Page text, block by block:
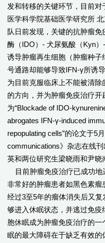
发和转移的关键环节，目前
医学科学院基础医学研究所
队日前发现，关键的抗肿瘤
酶（IDO）- 犬尿氨酸（Kyn
诱导肿瘤再生细胞（肿瘤种
号通路却能够导致IFN-γ所诱
为目前克服临床上不能被清
的方向，并为肿瘤免疫治疗
为“Blockade of IDO-
abrogates IFN-γ-induced
repopulating cells”的论文于5
communications》杂志在线
英和两位研究生梁晓雨和尹晓
目前肿瘤免疫治疗已成功地
非常好的肿瘤患者如黑色素
经过3至5年的瘤体消失后又
够进入休眠状态，并逃过免
胞休眠成为肿瘤免疫治疗的
眠的最大障碍在于缺乏有效的